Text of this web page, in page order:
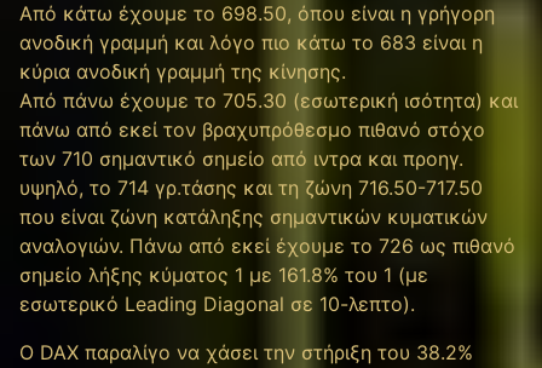
Από κάτω έχουμε τo 698.50, όπου είναι η γρήγορη
ανοδική γραμμή και λόγο πιο κάτω το 683 είναι η
κύρια ανοδική γραμμή της κίνησης.
Από πάνω έχουμε το 705.30 (εσωτερική ισότητα) και
πάνω από εκεί τον βραχυπρόθεσμο πιθανό στόχο
των 710 σημαντικό σημείο από ιντρα και προηγ.
υψηλό, το 714 γρ.τάσης και τη ζώνη 716.50-717.50
που είναι ζώνη κατάληξης σημαντικών κυματικών
αναλογιών. Πάνω από εκεί έχουμε το 726 ως πιθανό
σημείο λήξης κύματος 1 με 161.8% του 1 (με
εσωτερικό Leading Diagonal σε 10-λεπτο).
Ο DAX παραλίγο να χάσει την στήριξη του 38.2%